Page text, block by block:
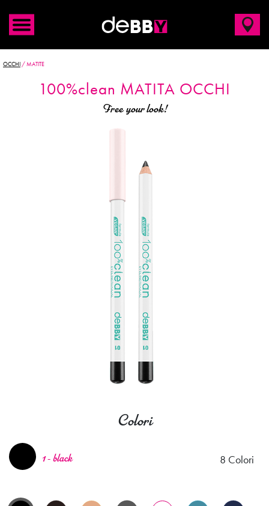
OCCHI /MATITE
100%clean MATITA OCCHI
Free your look!
Colori
1 - black 8 Colori